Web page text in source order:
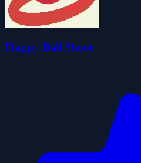
Flappy Ball Shoot